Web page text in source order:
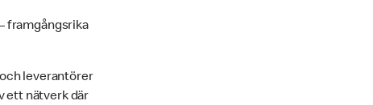
framgångsrika
leverantörer
ett nätverk där